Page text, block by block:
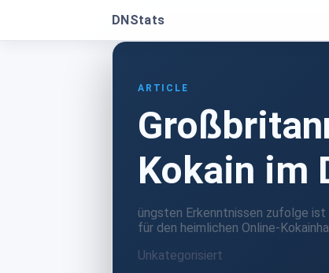
DNStats
ARTICLE
Kokain im
üngsten Erkenntnissen zufolge
für den heimlichen Online-
Unkategorisiert